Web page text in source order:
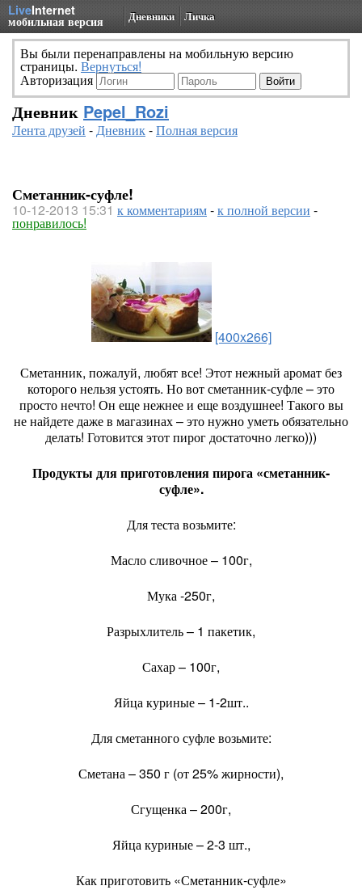
LiveInternet
мобильная версия Дневники Личка
Вы были перенаправлены на мобильную версию
страницы. Вернуться!
Авторизация
Дневник Pepel_Rozi
Лента друзей -Дневник-Полная версия
Сметанник-суфле!
10-12-2013 15:31 к комментариям-к полной версии -
понравилось!
[400x266]
Сметанник, пожалуй, любят все! Этот нежный аромат без
которого нельзя устоять. Но вот сметанник-суфле – это
просто нечто! Он еще нежнее и еще воздушнее! Такого вы
не найдете даже в магазинах – это нужно уметь обязательно
делать! Готовится этот пирог достаточно легко)))
Продукты для приготовления пирога «сметанник-
суфле».
Для теста возьмите:
Масло сливочное – 100г,
Мука -250г,
Разрыхлитель – 1 пакетик,
Сахар – 100г,
Яйца куриные – 1-2шт..
Для сметанного суфле возьмите:
Сметана – 350 г (от 25% жирности),
Сгущенка – 200г,
Яйца куриные – 2-3 шт.,
Как приготовить «Сметанник-суфле»